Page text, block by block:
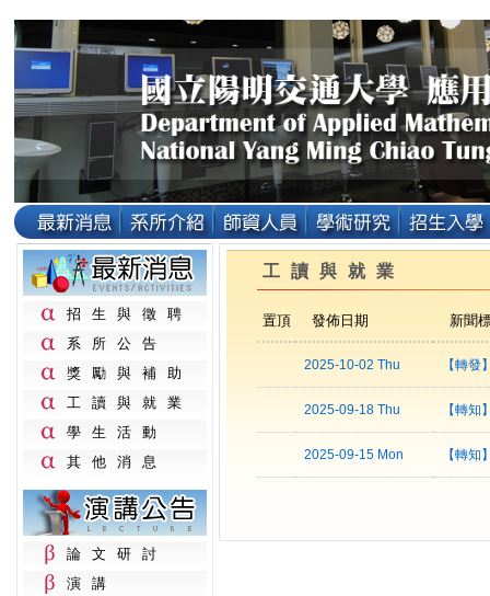
招生與徵聘
系所公告
獎勵與補助
工讀與就業
學生活動
其他消息
論文研討
演講
工讀與就業
置頂 發佈日期 新聞
2025-10-02 Thu 【轉發
2025-09-18 Thu 【轉知
2025-09-15 Mon 【轉